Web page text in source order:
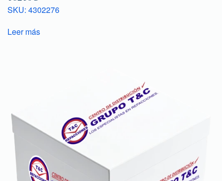
SKU: 4302276
Leer más